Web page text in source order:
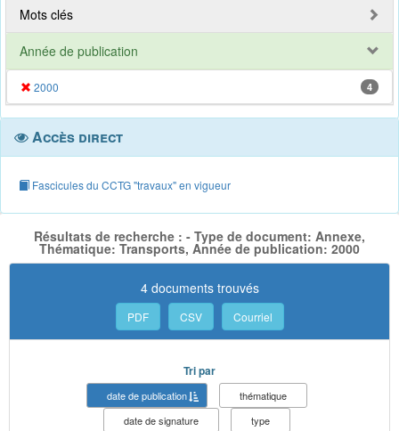
Mots clés
Année de publication
2000 4
Accès direct
Fascicules du CCTG "travaux" en vigueur
Résultats de recherche : - Type de document: Annexe,
Thématique: Transports, Année de publication: 2000
4 documents trouvés
PDF CSV Courriel
Tri par
date de publication
thématique
date de signature
type